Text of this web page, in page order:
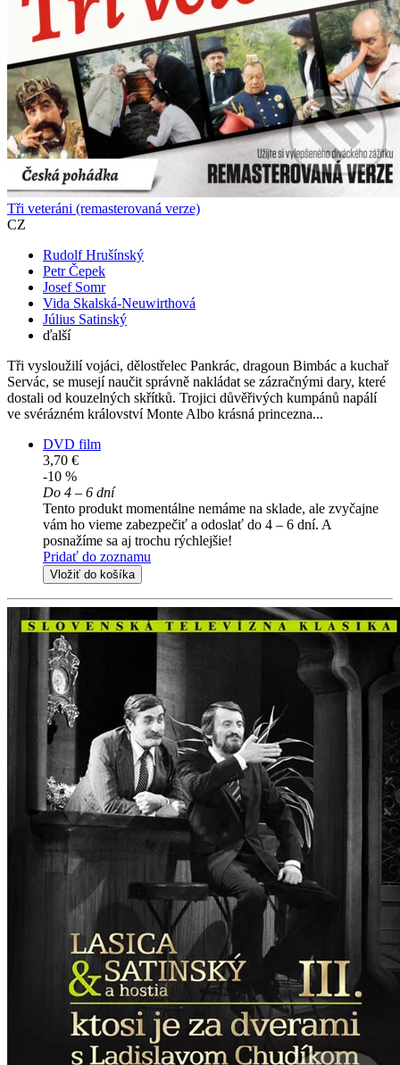
Tři veteráni (remasterovaná verze)
CZ
Rudolf Hrušínský
Petr Čepek
Josef Somr
Vida Skalská-Neuwirthová
Július Satinský
ďalší
Tři vysloužilí vojáci, dělostřelec Pankrác, dragoun Bimbác a kuchař
Servác, se musejí naučit správně nakládat se zázračnými dary, které
dostali od kouzelných skřítků. Trojici důvěřivých kumpánů napálí
ve svérázném království Monte Albo krásná princezna...
DVD film
3,70 €
-10 %
Do 4 – 6 dní
Tento produkt momentálne nemáme na sklade, ale zvyčajne
vám ho vieme zabezpečiť a odoslať do 4 – 6 dní. A
posnažíme sa aj trochu rýchlejšie!
Pridať do zoznamu
Vložiť do košíka